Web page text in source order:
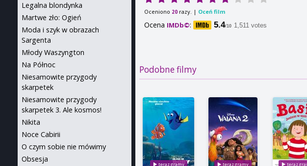
Oceniono 20 razy. | Oceń film
Ocena IMDb©: 5.4/10 1,511 votes
Podobne filmy
Legalna blondynka
Martwe zło: Ogień
Moda i szyk w obrazach
Sargenta
Młody Waszyngton
Na Północ
Niesamowite przygody
skarpetek
Niesamowite przygody
skarpetek 3. Ale kosmos!
Nikita
Noce Cabirii
O czym sobie nie mówimy
Obsesja